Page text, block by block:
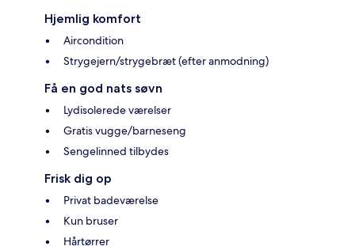
Hjemlig komfort
Aircondition
Strygejern/strygebræt (efter anmodning)
Få en god nats søvn
Lydisolerede værelser
Gratis vugge/barneseng
Sengelinned tilbydes
Frisk dig op
Privat badeværelse
Kun bruser
Hårtørrer